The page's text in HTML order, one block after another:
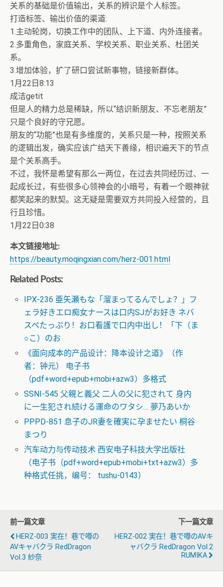
关系的基础是价值输出，关系的辨识是个人标签。
打造标签、输出价值的渠道:
1.主动轮岗，切换工作中的团队、上下道、内外连接者。
2.多重角色，家庭关系、学校关系、职业关系、杜团关
系。
3.增加体验，扩了研口尝试新事物，链接新群体。
1月22日8:13
成洁getit
但是人的精力总是稀缺，所以“结识新朋友、不忘老朋友”
只是个良好的守兄愿。
朋友的“功能”也是有多维度的，关系只是一种，按照关系
的逻辑出发，确实应该广结天下善缘，相识遍天下的节点
是个关系高手。
不过，我怀是希望有那么一两位，在过去共同经历过、一
起成长过，有些很多心领神会的小暗号，有着一个眼神就
都笑起来的默契。这无疑是需要双方共同投入经营的，且
行且珍惜。
1月22日0:38
本文链接地址:
https://beauty.moqingxian.com/herz-001.html
Related Posts:
IPX-236 亜矢瀬もな「溜まってるんでしょ？」フ
ェラ好きエロ痴女ナースは口内SJがお好き ネバ
スペたっぷり！お口看護で口内中出し！「下（ま
○こ）のお
《面向成本的产品设计：降本设计之道》（作
者：钟元） 电子书
（pdf+word+epub+mobi+azw3）多格式
SSNI-545 父親と義父 二人の父に犯されて 身内
に一生犯され続ける運命のワタシ… 夢乃あいか
PPPD-851 息子のJR妻を確実に孕ませたい 桐谷
まつり
汽车动力与传动技术 西安电子科技大学出版社
（电子书（pdf+word+epub+mobi+txt+azw3）多
种格式任挑，编号： tushu-0143）
前一篇文章
HERZ-003 実在！巷で噂の
AVキャバクラ RedDragon
Vol.3 紗奈
下一篇文章
HERZ-002 実在！巷で噂のAVキ
ャバクラ RedDragon Vol.2
RUMIKA